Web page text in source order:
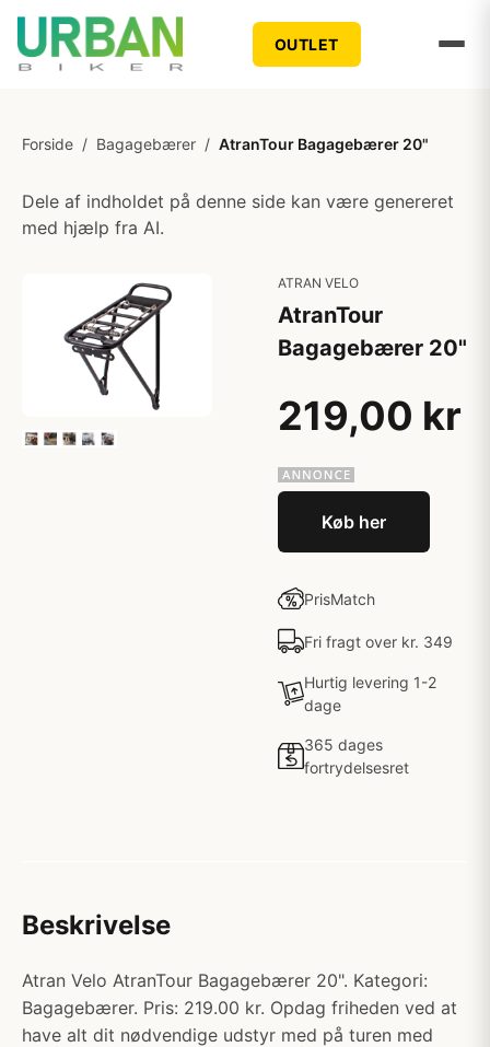
OUTLET
Forside / Bagagebærer / AtranTour Bagagebærer 20"
Dele af indholdet på denne side kan være genereret
med hjælp fra AI.
ATRAN VELO
AtranTour
Bagagebærer 20"
219,00 kr
Køb her
PrisMatch
Fri fragt over kr. 349
Hurtig levering 1-2
dage
365 dages
fortrydelsesret
Beskrivelse
Atran Velo AtranTour Bagagebærer 20". Kategori:
Bagagebærer. Pris: 219.00 kr. Opdag friheden ved at
have alt dit nødvendige udstyr med på turen med